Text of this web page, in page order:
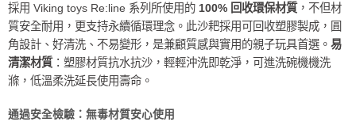
採用 Viking toys Re:line 系列所使用的 100% 回收環保材質，不但材
質安全耐用，更支持永續循環理念。此沙耙採用可回收塑膠製成，圓
角設計、好清洗、不易變形，是兼顧質感與實用的親子玩具首選。易
清潔材質：塑膠材質抗水抗沙，輕輕沖洗即乾淨，可進洗碗機機洗
滌，低溫柔洗延長使用壽命。
通過安全檢驗：無毒材質安心使用